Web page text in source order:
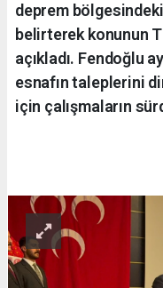
deprem
belirterek konunun
açıkladı. Fendoğlu
esnafın taleplerini
için çalışmaların